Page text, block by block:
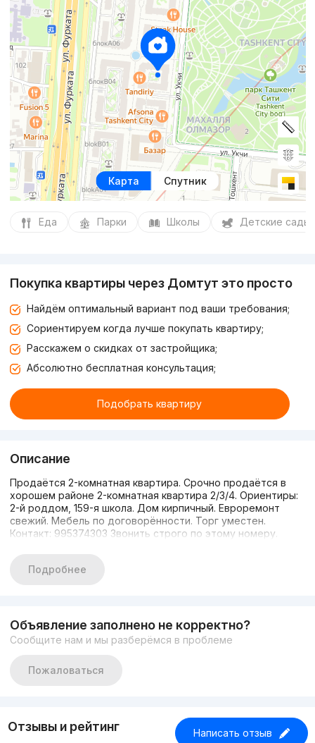
Карта Спутник
Еда Парки Школы Детские сады
Покупка квартиры через Домтут это просто
Найдём оптимальный вариант под ваши требования;
Сориентируем когда лучше покупать квартиру;
Расскажем о скидках от застройщика;
Абсолютно бесплатная консультация;
Подобрать квартиру
Описание
Продаётся 2-комнатная квартира. Срочно продаётся в
хорошем районе 2-комнатная квартира 2/3/4. Ориентиры:
2-й роддом, 159-я школа. Дом кирпичный. Евроремонт
свежий. Мебель по договорённости. Торг уместен.
Контакт: 995374303 Звонить строго по этому номеру.
Подробнее
Объявление заполнено не корректно?
Сообщите нам и мы разберёмся в проблеме
Пожаловаться
Отзывы и рейтинг Написать отзыв